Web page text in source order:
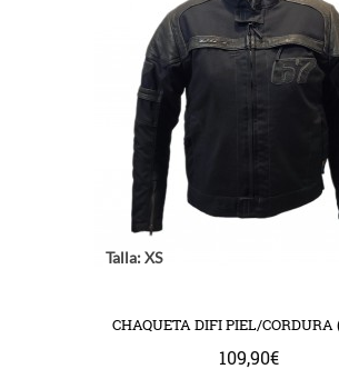
Talla: XS
CHAQUETA DIFI PIEL/CORDURA
109,90€